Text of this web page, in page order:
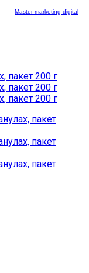
Master marketing digital